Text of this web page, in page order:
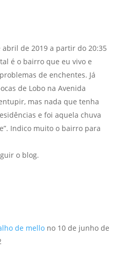
abril de 2019 a partir do 20:35
é o bairro que eu vivo e
de enchentes. Já
de Lobo na Avenida
mas nada que tenha
e foi aquela chuva
Indico muito o bairro para
o blog.
de mello no 10 de junho de